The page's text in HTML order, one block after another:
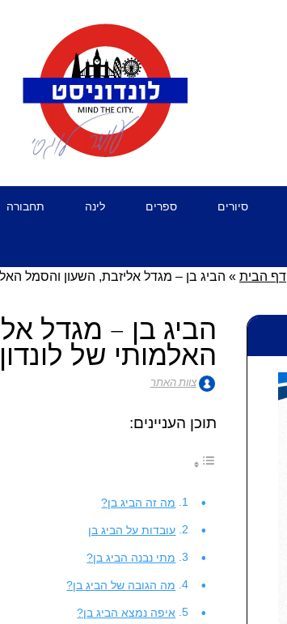
סיורים ספרים לינה תחבורה
דף הבית » הביג בן – מגדל אליזבת, השעון והסמל
הביג בן – מגדל
האלמותי של לונדון
צוות האתר
תוכן העניינים:
מה זה הביג בן?
עובדות על הביג בן
מתי נבנה הביג בן?
מה הגובה של הביג בן?
איפה נמצא הביג בן?